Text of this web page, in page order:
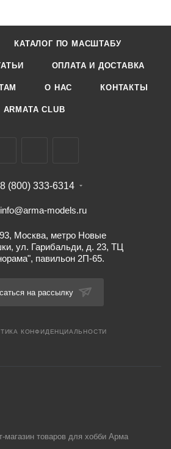
КАТАЛОГ ПО МАСШТАБУ
ОПЛАТА И ДОСТАВКА
О НАС КОНТАКТЫ
ARMATA CLUB
8 (800) 333-6314
info@arma-models.ru
Москва, метро Новые
ул. Гарибальди, д. 23, ТЦ
павильон 2П-65.
на рассылку
КОНФИДЕНЦИАЛЬНОСТИ
магазин товаров для хобби Арма